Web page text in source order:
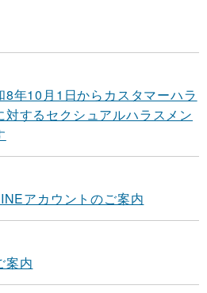
8年10月1日からカスタマーハラ
するセクシュアルハラスメン
アカウントのご案内
案内